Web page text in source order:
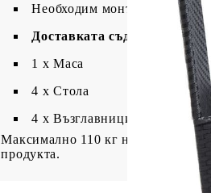
Необходим монтаж: Да
Доставката съдържа:
1 х Маса
4 x Стола
4 x Възглавници за сядане
Максимално 110 кг на седалка.
продукта.